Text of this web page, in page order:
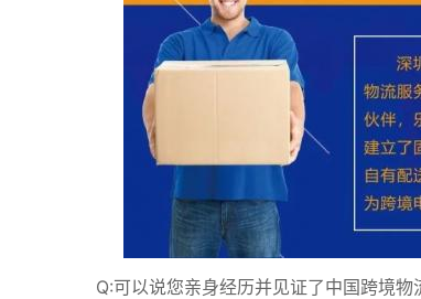
Q:可以说您亲身经历并见证了中国跨境